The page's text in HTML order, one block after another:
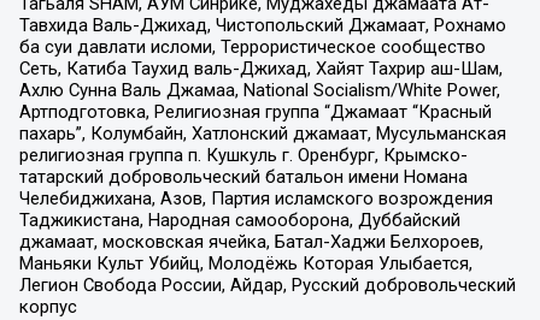
Тавхида Валь-Джихад, Чистопольский Джамаат, Рохнамо
ба суи давлати исломи, Террористическое сообщество
Сеть, Катиба Таухид валь-Джихад, Хайят Тахрир аш-Шам,
Ахлю Сунна Валь Джамаа, National Socialism/White Power,
Артподготовка, Религиозная группа “Джамаат “Красный
пахарь”, Колумбайн, Хатлонский джамаат, Мусульманская
религиозная группа п. Кушкуль г. Оренбург, Крымско-
татарский добровольческий батальон имени Номана
Челебиджихана, Азов, Партия исламского возрождения
Таджикистана, Народная самооборона, Дуббайский
джамаат, московская ячейка, Батал-Хаджи Белхороев,
Маньяки Культ Убийц, Молодёжь Которая Улыбается,
Легион Свобода России, Айдар, Русский добровольческий
корпус